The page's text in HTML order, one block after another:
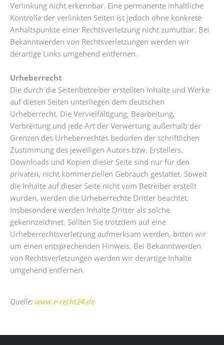
Verlinkung nicht erkennbar. Eine permanente inhaltliche
Kontrolle der verlinkten Seiten ist jedoch ohne konkrete
Anhaltspunkte einer Rechtsverletzung nicht zumutbar. Bei
Bekanntwerden von Rechtsverletzungen werden wir
derartige Links umgehend entfernen.
Urheberrecht
Die durch die Seitenbetreiber erstellten Inhalte und Werke
auf diesen Seiten unterliegen dem deutschen
Urheberrecht. Die Vervielfältigung, Bearbeitung,
Verbreitung und jede Art der Verwertung außerhalb der
Grenzen des Urheberrechtes bedürfen der schriftlichen
Zustimmung des jeweiligen Autors bzw. Erstellers.
Downloads und Kopien dieser Seite sind nur für den
privaten, nicht kommerziellen Gebrauch gestattet. Soweit
die Inhalte auf dieser Seite nicht vom Betreiber erstellt
wurden, werden die Urheberrechte Dritter beachtet.
Insbesondere werden Inhalte Dritter als solche
gekennzeichnet. Sollten Sie trotzdem auf eine
Urheberrechtsverletzung aufmerksam werden, bitten wir
um einen entsprechenden Hinweis. Bei Bekanntwerden
von Rechtsverletzungen werden wir derartige Inhalte
umgehend entfernen.
Quelle: www.e-recht24.de